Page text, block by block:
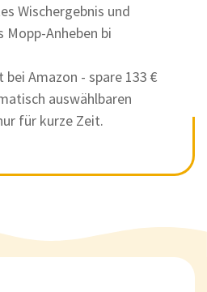
Wischergebnis und
Anheben bi
bei Amazon - spare 133 €
auswählbaren
für kurze Zeit.